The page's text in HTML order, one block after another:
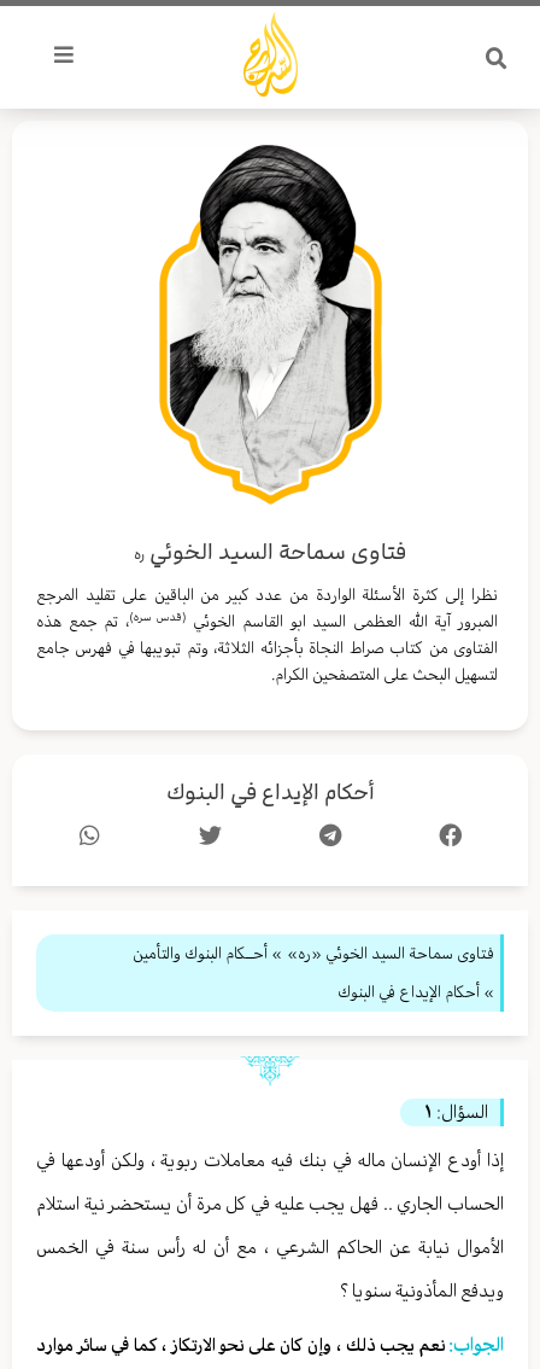
تخطي
المحتوى
فتاوى سماحة السيد الخوئي ره
نظرا إلى كثرة الأسئلة الواردة من عدد كبير من الباقين على تقليد المرجع
المبرور آية الله العظمى السيد ابو القاسم الخوئي (قدس سره)، تم جمع هذه
الفتاوى من كتاب صراط النجاة بأجزائه الثلاثة، وتم تبويبها في فهرس جامع
لتسهيل البحث على المتصفحين الكرام.
أحكام الإيداع في البنوك
فتاوى سماحة السيد الخوئي «ره» » أحــكام البنوك والتأمين
» أحكام الإيداع في البنوك
السؤال: ١
إذا أودع الإنسان ماله في بنك فيه معاملات ربوية ، ولكن أودعها في
الحساب الجاري .. فهل يجب عليه في كل مرة أن يستحضر نية استلام
الأموال نيابة عن الحاكم الشرعي ، مع أن له رأس سنة في الخمس
ويدفع المأذونية سنويا ؟
الجواب:نعم يجب ذلك ، وإن كان على نحو الارتكاز ، كما في سائر موارد